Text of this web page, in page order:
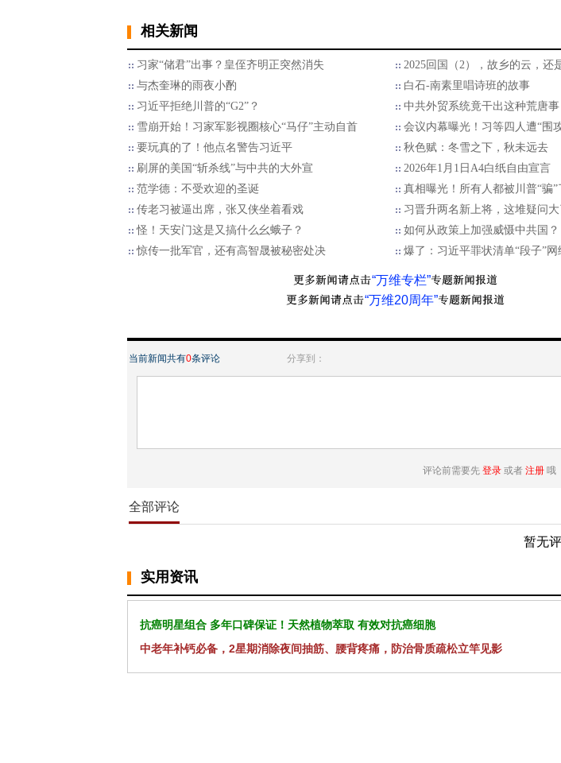
相关新闻
习家“储君”出事？皇侄齐明正突然消失
2025回国（2），故乡的云，还
与杰奎琳的雨夜小酌
白石-南素里唱诗班的故事
习近平拒绝川普的“G2”？
中共外贸系统竟干出这种荒唐事
雪崩开始！习家军影视圈核心“马仔”主动自首
会议内幕曝光！习等四人遭“围
要玩真的了！他点名警告习近平
秋色赋：冬雪之下，秋未远去
刷屏的美国“斩杀线”与中共的大外宣
2026年1月1日A4白纸自由宣言
范学德：不受欢迎的圣诞
真相曝光！所有人都被川普“骗”
传老习被逼出席，张又侠坐着看戏
习晋升两名新上将，这堆疑问大
怪！天安门这是又搞什么幺蛾子？
如何从政策上加强威慑中共国？
惊传一批军官，还有高智晟被秘密处决
爆了：习近平罪状清单“段子”网
“万维专栏”
“万维20周年”
当前新闻共有0条评论 分享到：
评论前需要先 登录 或者 注册 哦
全部评论
暂无
实用资讯
抗癌明星组合 多年口碑保证！天然植物萃取 有效对抗癌细胞
中老年补钙必备，2星期消除夜间抽筋、腰背疼痛，防治骨质疏松立竿见影